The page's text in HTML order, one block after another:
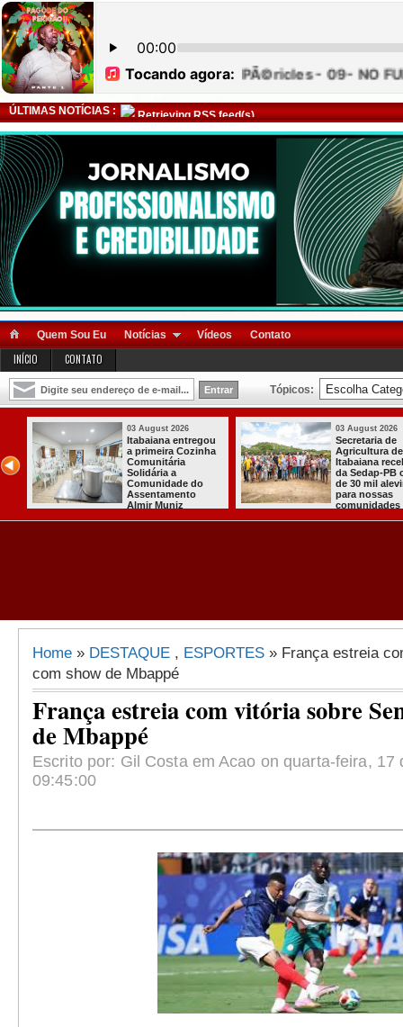
ÚLTIMAS NOTÍCIAS : Retrieving RSS feed(s)
Quem Sou Eu Notícias Vídeos Contato
INÍCIO CONTATO
Tópicos:
03 August 2026
Secretaria de
Agricultura de
Itabaiana recebeu
da Sedap-PB cerca
de 30 mil alevinos
para nossas
comunidades rurais
03 August 2026
Mulher em aparente
surto esfaqueia a
própria mãe em
João Pessoa
Home » DESTAQUE , ESPORTES » França estreia
com show de Mbappé
França estreia com vitória sobre
de Mbappé
Escrito por: Gil Costa em Acao on quarta-feira, 17
09:45:00